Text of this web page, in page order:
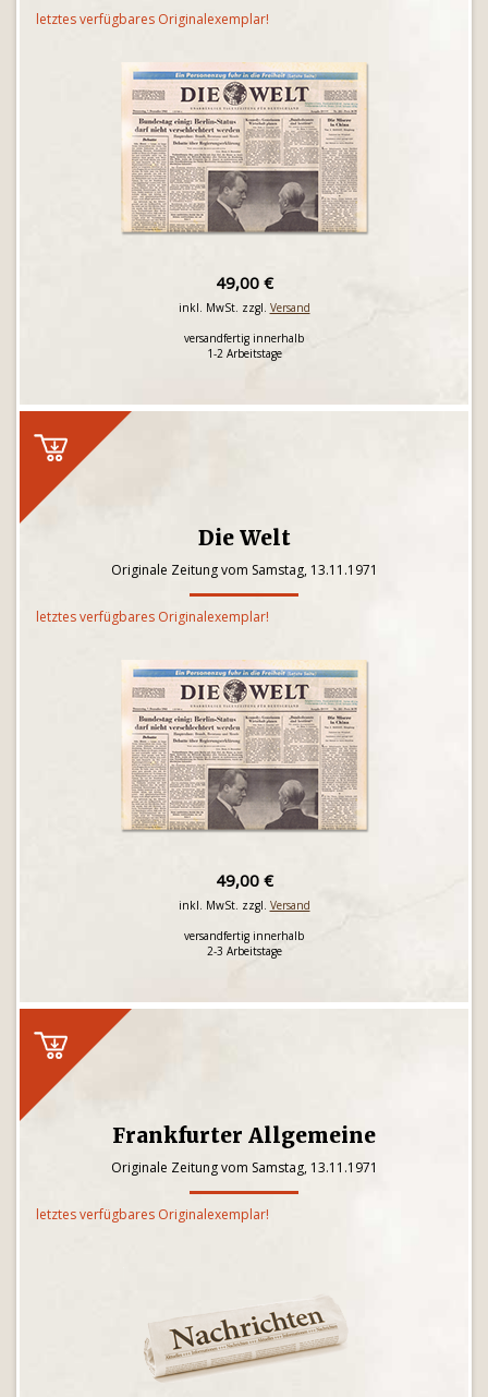
letztes verfügbares Originalexemplar!
49,00 €
inkl. MwSt. zzgl. Versand
versandfertig innerhalb
1-2 Arbeitstage
Die Welt
Originale Zeitung vom Samstag, 13.11.1971
letztes verfügbares Originalexemplar!
49,00 €
inkl. MwSt. zzgl. Versand
versandfertig innerhalb
2-3 Arbeitstage
Frankfurter Allgemeine
Originale Zeitung vom Samstag, 13.11.1971
letztes verfügbares Originalexemplar!